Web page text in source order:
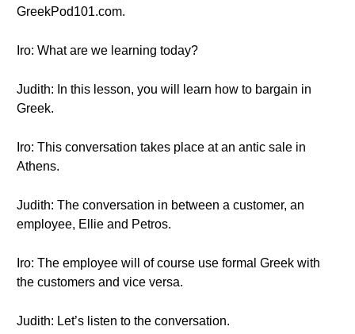
GreekPod101.com.
Iro: What are we learning today?
Judith: In this lesson, you will learn how to bargain in
Greek.
Iro: This conversation takes place at an antic sale in
Athens.
Judith: The conversation in between a customer, an
employee, Ellie and Petros.
Iro: The employee will of course use formal Greek with
the customers and vice versa.
Judith: Let’s listen to the conversation.